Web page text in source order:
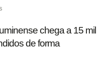
chega a 15 mil
de forma